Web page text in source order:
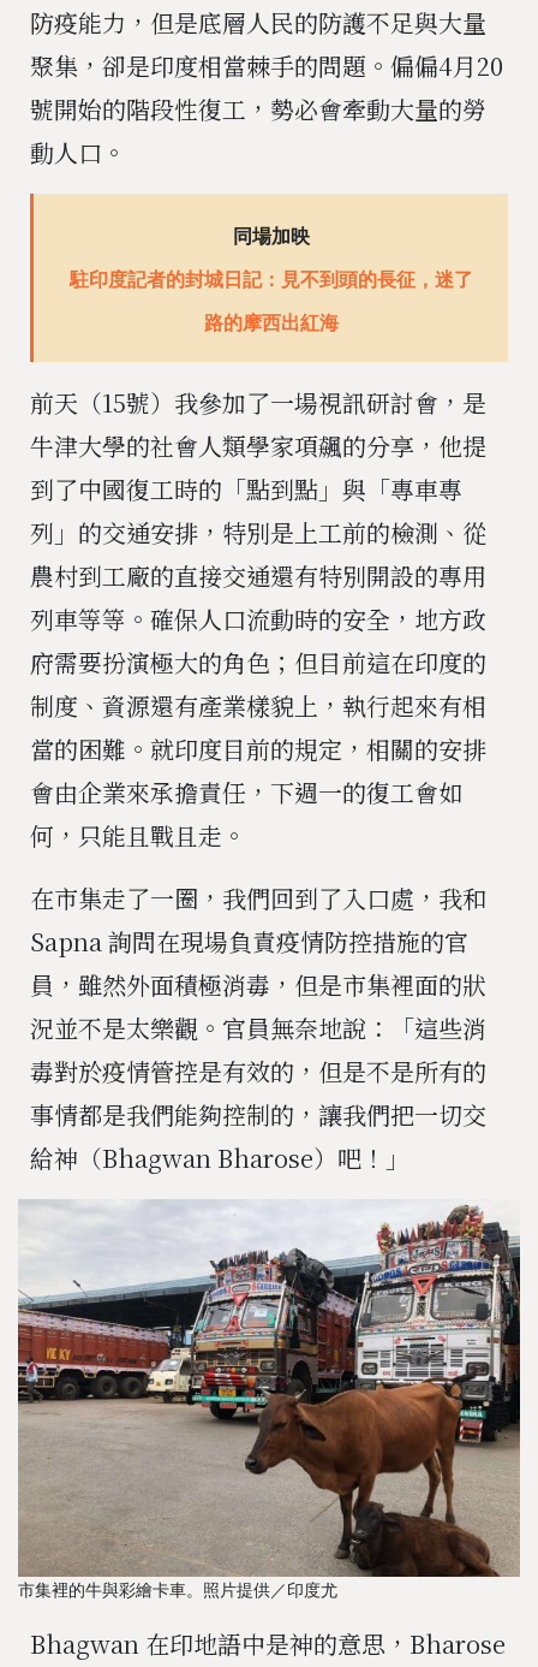
防疫能力，但是底層人民的防護不足與大量
聚集，卻是印度相當棘手的問題。偏偏4月20
號開始的階段性復工，勢必會牽動大量的勞
動人口。
同場加映
駐印度記者的封城日記：見不到頭的長征，迷了
路的摩西出紅海
前天（15號）我參加了一場視訊研討會，是
牛津大學的社會人類學家項飆的分享，他提
到了中國復工時的「點到點」與「專車專
列」的交通安排，特別是上工前的檢測、從
農村到工廠的直接交通還有特別開設的專用
列車等等。確保人口流動時的安全，地方政
府需要扮演極大的角色；但目前這在印度的
制度、資源還有產業樣貌上，執行起來有相
當的困難。就印度目前的規定，相關的安排
會由企業來承擔責任，下週一的復工會如
何，只能且戰且走。
在市集走了一圈，我們回到了入口處，我和
Sapna 詢問在現場負責疫情防控措施的官
員，雖然外面積極消毒，但是市集裡面的狀
況並不是太樂觀。官員無奈地說：「這些消
毒對於疫情管控是有效的，但是不是所有的
事情都是我們能夠控制的，讓我們把一切交
給神（Bhagwan Bharose）吧！」
市集裡的牛與彩繪卡車。照片提供／印度尤
Bhagwan 在印地語中是神的意思，Bharose